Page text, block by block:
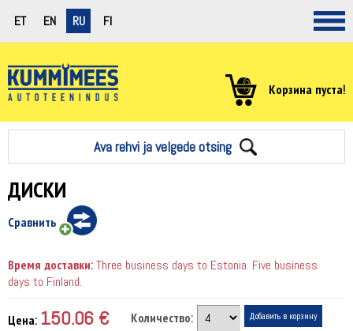
ET EN RU FI
Корзина пуста!
Ava rehvi ja velgede otsing
ДИСКИ
Сравнить
Время доставки:Three business days to Estonia. Five business
days to Finland.
Цена: 150.06 €
Количество: